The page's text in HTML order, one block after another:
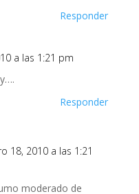
Responder
a las 1:21 pm
Responder
18, 2010 a las 1:21
moderado de